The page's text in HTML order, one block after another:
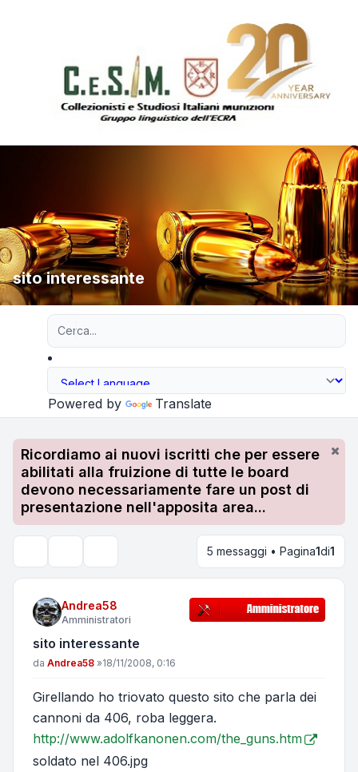
sito interessante
Powered by Translate
Ricordiamo ai nuovi iscritti che per essere
abilitati alla fruizione di tutte le board
devono necessariamente fare un post di
presentazione nell'apposita area...
5 messaggi • Pagina1di1
Andrea58
Amministratori
sito interessante
Messaggio
da Andrea58 »18/11/2008, 0:16
Girellando ho triovato questo sito che parla dei
cannoni da 406, roba leggera.
http://www.adolfkanonen.com/the_guns.htm
soldato nel 406.jpg